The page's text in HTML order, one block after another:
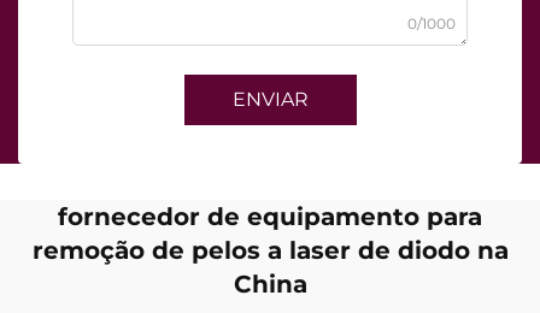
0/1000
ENVIAR
fornecedor de equipamento para
remoção de pelos a laser de diodo na
China